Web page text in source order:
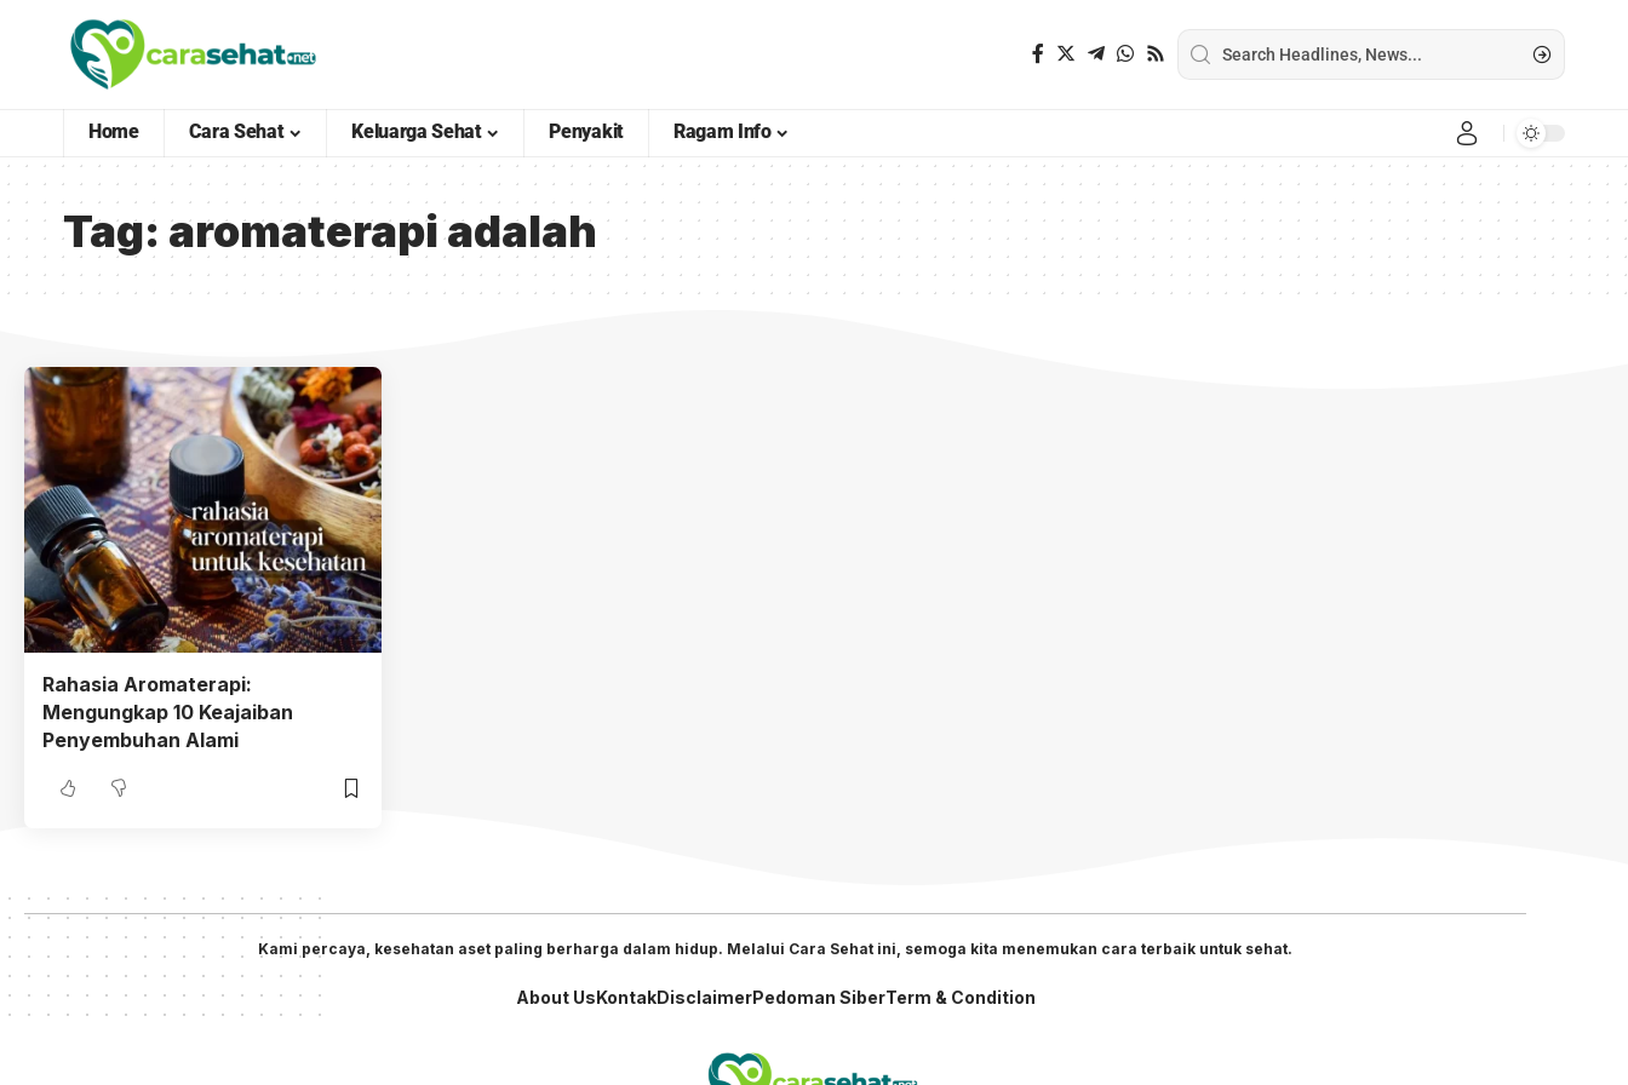
Home Cara Sehat Keluarga Sehat Penyakit Ragam Info
Tag: aromaterapi adalah
Rahasia Aromaterapi:
Mengungkap 10 Keajaiban
Penyembuhan Alami
Kami percaya, kesehatan aset paling berharga dalam hidup. Melalui Cara Sehat ini, semoga kita menemukan cara terbaik untuk sehat.
About UsKontakDisclaimerPedoman SiberTerm & Condition